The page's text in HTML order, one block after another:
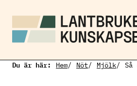
Du är här: Hem Nöt Mjölk